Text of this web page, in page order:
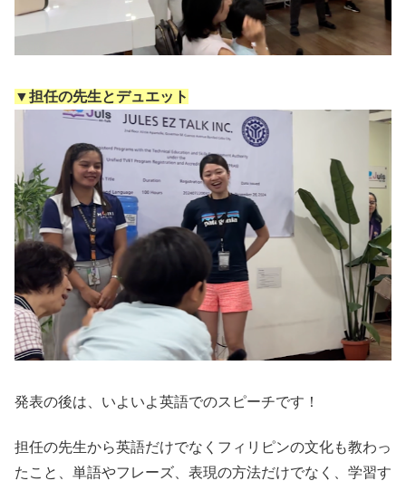
▼担任の先生とデュエット
発表の後は、いよいよ英語でのスピーチです！
担任の先生から英語だけでなくフィリピンの文化も教わっ
たこと、単語やフレーズ、表現の方法だけでなく、学習す